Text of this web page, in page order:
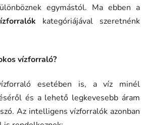
egymástól. Ma ebben a
kategóriájával szeretnénk
vízforraló?
esetében is, a víz minél
és a lehető legkevesebb áram
Az intelligens vízforralók azonban